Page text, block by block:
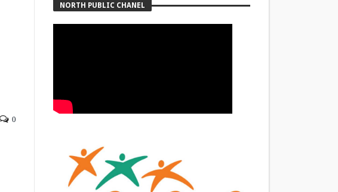
0
NORTH PUBLIC CHANEL